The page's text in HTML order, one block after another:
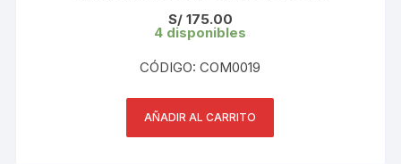
S/175.00
4 disponibles
CÓDIGO: COM0019
AÑADIR AL CARRITO